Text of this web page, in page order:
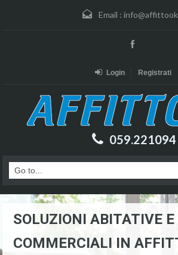
Email :
Login Registrati
059.221094
SOLUZIONI ABITATIVE E
COMMERCIALI IN